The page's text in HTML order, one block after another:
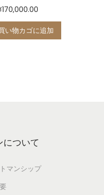
170,000.00
い物カゴに追加
について
マンシップ